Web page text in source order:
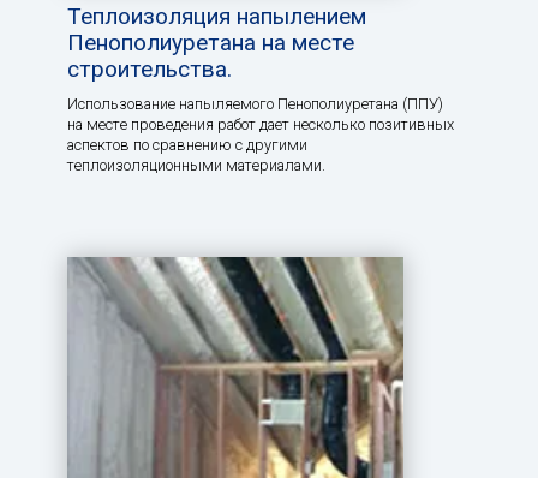
Теплоизоляция напылением
Пенополиуретана на месте
строительства.
Использование напыляемого Пенополиуретана (ППУ)
на месте проведения работ дает несколько позитивных
аспектов по сравнению с другими
теплоизоляционными материалами.